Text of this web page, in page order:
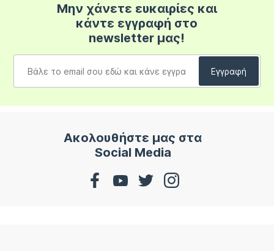
Μην χάνετε ευκαιρίες και
κάντε εγγραφή στο
newsletter μας!
Ακολουθήστε μας στα
Social Media